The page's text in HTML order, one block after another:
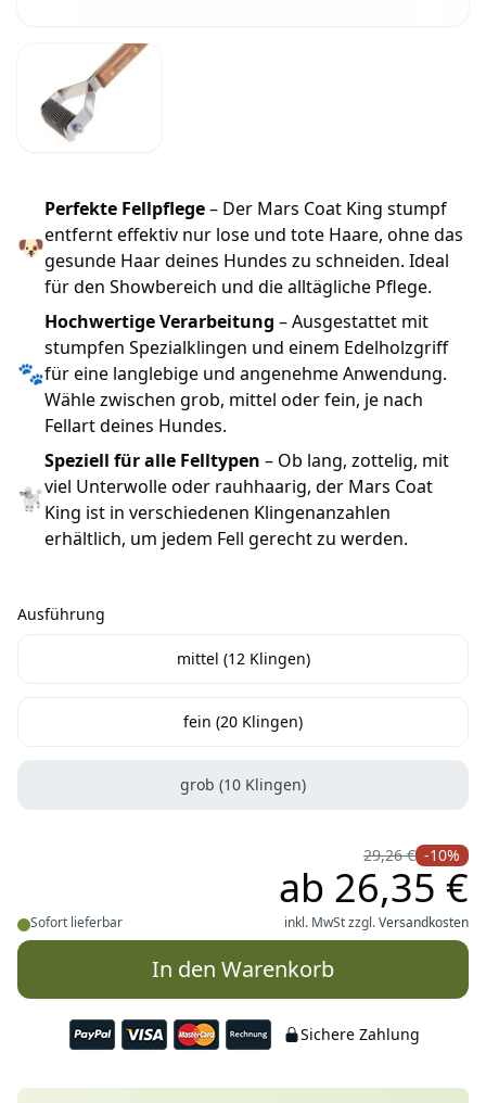
🐶
Perfekte Fellpflege– Der Mars Coat King stumpf
entfernt effektiv nur lose und tote Haare, ohne das
gesunde Haar deines Hundes zu schneiden. Ideal
für den Showbereich und die alltägliche Pflege.
🐾
Hochwertige Verarbeitung – Ausgestattet mit
stumpfen Spezialklingen und einem Edelholzgriff
für eine langlebige und angenehme Anwendung.
Wähle zwischen grob, mittel oder fein, je nach
Fellart deines Hundes.
🐩
Speziell für alle Felltypen – Ob lang, zottelig, mit
viel Unterwolle oder rauhhaarig, der Mars Coat
King ist in verschiedenen Klingenanzahlen
erhältlich, um jedem Fell gerecht zu werden.
Ausführung
mittel (12 Klingen)
fein (20 Klingen)
grob (10 Klingen)
Sofort lieferbar
29,26 € -10%
ab 26,35 €
inkl. MwSt zzgl.Versandkosten
In den Warenkorb
Sichere Zahlung